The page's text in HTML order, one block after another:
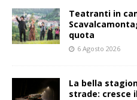
Teatranti in
quota
6 Agosto 2026
La bella
strade: cresce